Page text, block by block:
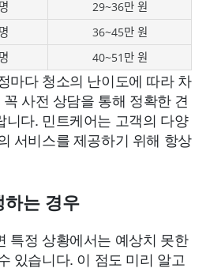
29~36만 원
36~45만 원
40~51만 원
마다 청소의 난이도에 따라 차
사전 상담을 통해 정확한 견
니다. 민트케어는 고객의 다양
서비스를 제공하기 위해 항상
하는 경우
특정 상황에서는 예상치 못한
있습니다. 이 점도 미리 알고